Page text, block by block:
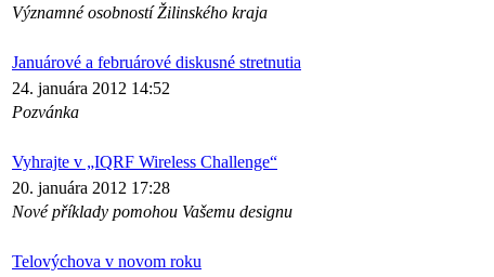
Významné osobností Žilinského kraja
Januárové a februárové diskusné stretnutia
24. januára 2012 14:52
Pozvánka
Vyhrajte v „IQRF Wireless Challenge“
20. januára 2012 17:28
Nové příklady pomohou Vašemu designu
Telovýchova v novom roku